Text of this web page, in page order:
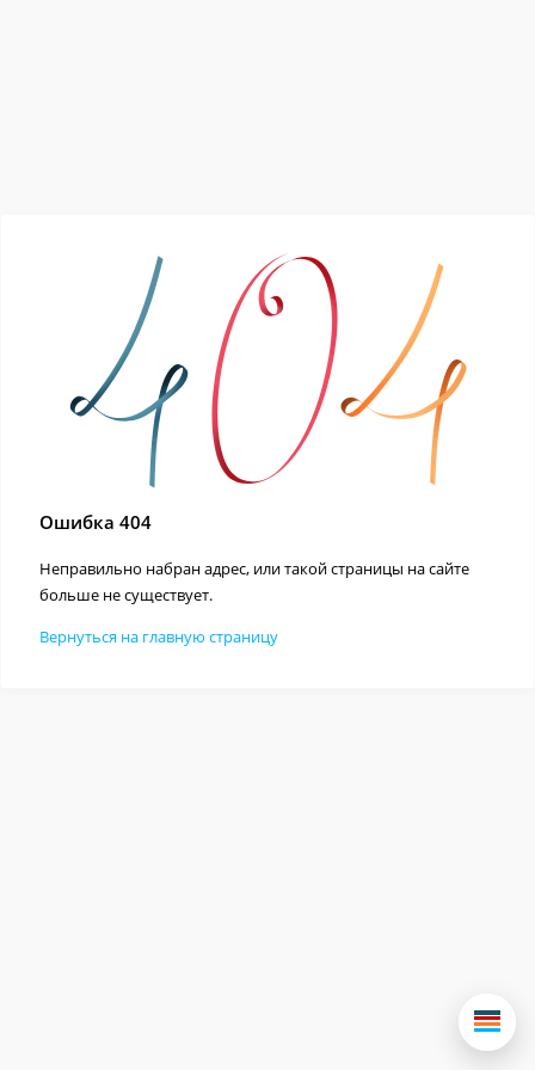
Ошибка 404
Неправильно набран адрес, или такой страницы на сайте
больше не существует.
Вернуться на главную страницу